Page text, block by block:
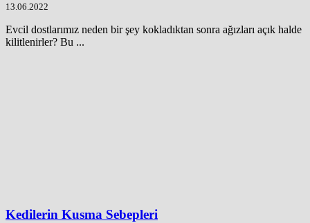
13.06.2022
Evcil dostlarımız neden bir şey kokladıktan sonra ağızları açık halde
kilitlenirler? Bu ...
Kedilerin Kusma Sebepleri